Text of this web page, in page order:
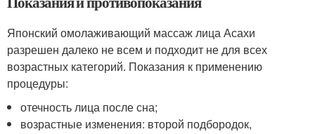
Японский омолаживающий массаж лица Асахи
разрешен далеко не всем и подходит не для всех
возрастных категорий. Показания к применению
процедуры:
отечность лица после сна;
возрастные изменения: второй подбородок,